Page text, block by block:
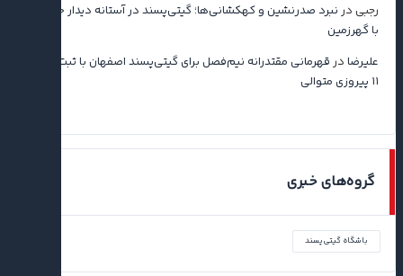
رجبی در نبرد صدرنشین و کهکشانی‌ها؛ گیتی‌پسند در آستانه دیدار حساس
با گهرزمین
علیرضا در قهرمانی مقتدرانه نیم‌فصل برای گیتی‌پسند اصفهان با ثبت رکورد
۱۱ پیروزی متوالی
گروه‌های خبری
باشگاه گیتی‌پسند